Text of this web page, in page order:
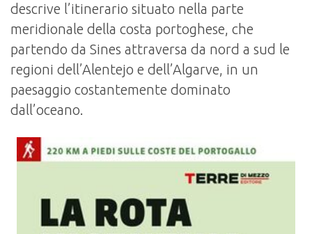
descrive l’itinerario situato nella parte
meridionale della costa portoghese, che
partendo da Sines attraversa da nord a sud le
regioni dell’Alentejo e dell’Algarve, in un
paesaggio costantemente dominato
dall’oceano.